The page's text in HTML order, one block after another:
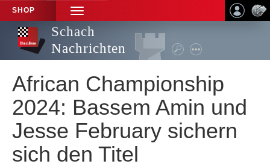
SHOP
TOGGLE
NAVIGATION
Schach
Nachrichten
African Championship
2024: Bassem Amin und
Jesse February sichern
sich den Titel